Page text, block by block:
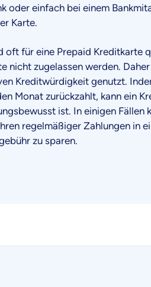
oder einfach bei einem
Karte.
oft für eine Prepaid Kreditkarte
nicht zugelassen werden.
Kreditwürdigkeit genutzt.
Monat zurückzahlt, kann ein
ist. In einigen Fällen
regelmäßiger Zahlungen in
zu sparen.